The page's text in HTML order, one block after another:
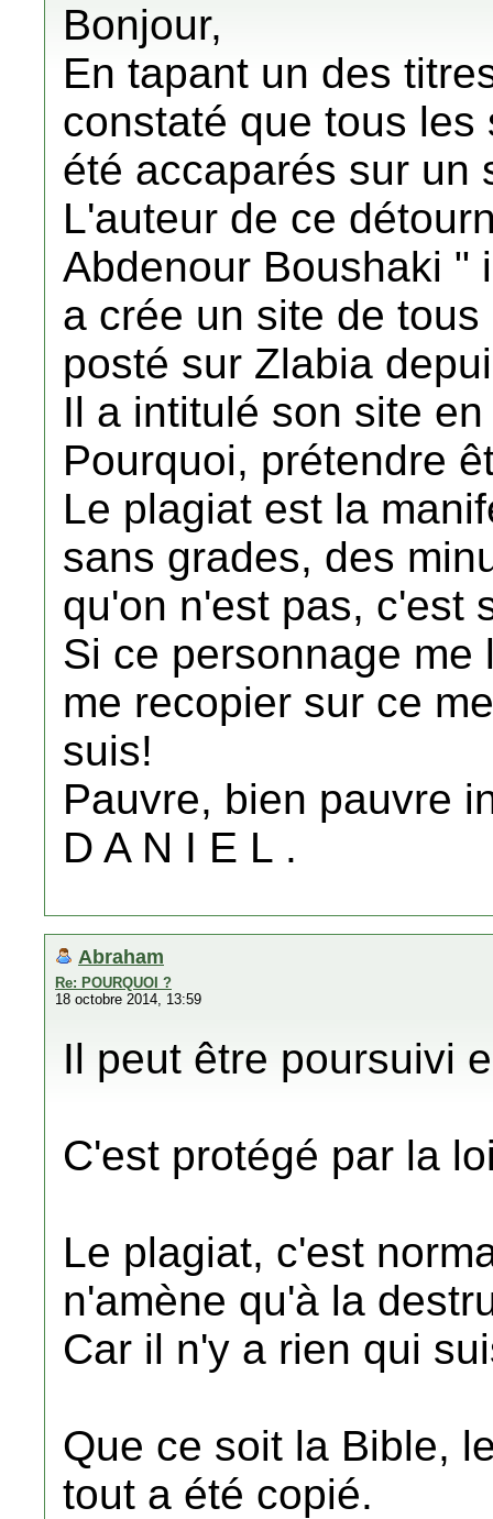
Bonjour,
En tapant un des
constaté que tous
été accaparés sur un
L'auteur de ce
Abdenour Boushaki "
a crée un site de
posté sur Zlabia
Il a intitulé son site
Pourquoi, prétendre
Le plagiat est la
sans grades, des
qu'on n'est pas, c'est
Si ce personnage
me recopier sur ce
suis!
Pauvre, bien pauvre
D A N I E L .
Abraham
Re: POURQUOI ?
18 octobre 2014, 13:59
Il peut être poursuivi
C'est protégé par la
Le plagiat, c'est
n'amène qu'à la
Car il n'y a rien qui
Que ce soit la Bible,
tout a été copié.